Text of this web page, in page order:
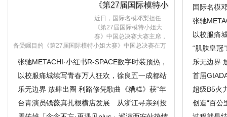
《第27届国际模特小
姐大赛》中国总决..
近日，国际名模邓梨担任
《第27届国际模特小姐大
赛》中国总决赛大赛主席，
备受瞩目的《第27届国际模特小姐大赛》中国总决赛在万
张驰METACHI·小红书R-SPACE数字时装预热，
五款新作引
以校服痛城续写青春万人狂欢，徐良五一成都站
五场圆满
乐无边界 放肆出圈 利路修凭歌曲《糟糕》获“年
度时尚
台青演员钱薇真扎根横店发展 从浙江寻亲到投
国际名模
总决赛大
张驰
新作引领“
以校服痛
圆满收官
“肌肤皇冠
领事肯定
乐无边界
尚电音
首届
现
超级B5火
华 速灭火
创造“百公